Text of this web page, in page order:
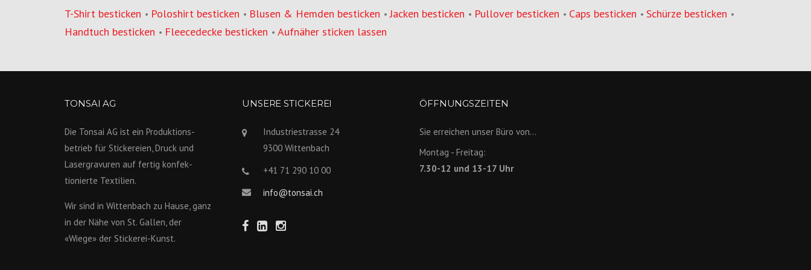
T-Shirt besticken • Poloshirt besticken • Blusen & Hemden besticken •Jacken besticken • Pullover besticken • Caps besticken • Schürze besticken •
Handtuch besticken • Fleecedecke besticken • Aufnäher sticken lassen
TONSAI AG
Die Tonsai AG ist ein Produktions­
betrieb für Stickereien, Druck und
Lasergravuren auf fertig konfek­
tionierte Textilien.
Wir sind in Wittenbach zu Hause, ganz
in der Nähe von St. Gallen, der
«Wiege» der Stickerei-Kunst.
UNSERE STICKEREI
Industriestrasse 24
9300 Wittenbach
+41 71 290 10 00
info@tonsai.ch
ÖFFNUNGSZEITEN
Sie erreichen unser Büro von...
Montag - Freitag:
7.30-12 und 13-17 Uhr